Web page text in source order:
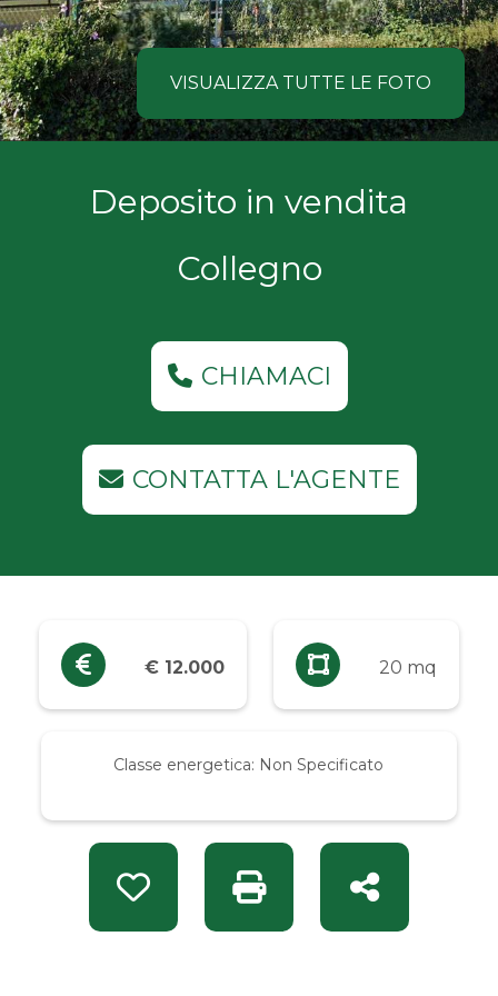
VISUALIZZA TUTTE LE FOTO
Deposito in vendita
Collegno
CHIAMACI
CONTATTA L'AGENTE
€ 12.000 20 mq
Classe energetica: Non Specificato
Preferiti: Rif. CC 1013101Stampa: Rif. CC 1013101
Condividi
COSA
CERCANO
NOSTRI
Comune
Tipologia
Industriali
Prezzo
Qualsiasi
Fino a € 5.000
Da € 5.000 a € 10.000
Da € 10.000 a € 20.000